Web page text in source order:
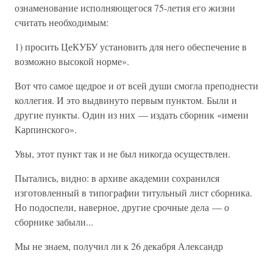
ознаменование исполняющегося 75-летия его жизни
считать необходимым:
1) просить ЦеКУБУ установить для него обеспечение в
возможно высокой норме».
Вот что самое щедрое и от всей души смогла преподнести
коллегия. И это выдвинуто первым пунктом. Были и
другие пункты. Один из них — издать сборник «имени
Карпинского».
Увы, этот пункт так и не был никогда осуществлен.
Пытались, видно: в архиве академии сохранился
изготовленный в типографии титульный лист сборника.
Но подоспели, наверное, другие срочные дела — о
сборнике забыли...
Мы не знаем, получил ли к 26 декабря Александр